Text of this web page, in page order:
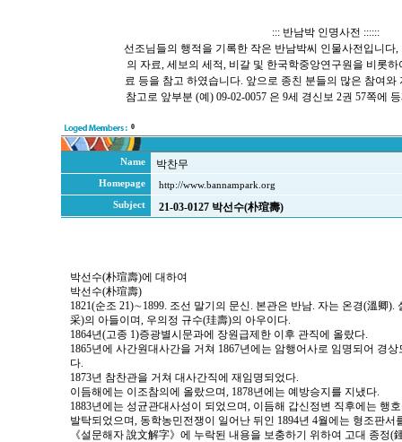
::: 반남박 인명사전 ::::::
선조님들의 행적을 기록한 작은 반남박씨 인물사전입니다
의 자료, 세보의 세적, 비갈 및 한국학중앙연구원을 비롯
료 등을 참고 하였습니다. 앞으로 종친 분들의 많은 참여와
참고로 앞부분 (예) 09-02-0057 은 9세 경신보 2권 57쪽에
0
Name 박찬무
Homepage
http://www.bannampark.org
Subject
21-03-0127 박선수(朴瑄壽)
박선수(朴瑄壽)에 대하여
박선수(朴瑄壽)
1821(순조 21)∼1899. 조선 말기의 문신. 본관은 반남. 자는 온경(溫卿
采)의 아들이며, 우의정 규수(珪壽)의 아우이다.
1864년(고종 1)증광별시문과에 장원급제한 이후 관직에 올랐다.
1865년에 사간원대사간을 거쳐 1867년에는 암행어사로 임명되어 경
다.
1873년 참찬관을 거쳐 대사간직에 재임명되었다.
이듬해에는 이조참의에 올랐으며, 1878년에는 예방승지를 지냈다.
1883년에는 성균관대사성이 되었으며, 이듬해 갑신정변 직후에는 행
발탁되었으며, 동학농민전쟁이 일어난 뒤인 1894년 4월에는 형조판서
《설문해자 說文解字》에 누락된 내용을 보충하기 위하여 고대 종정(